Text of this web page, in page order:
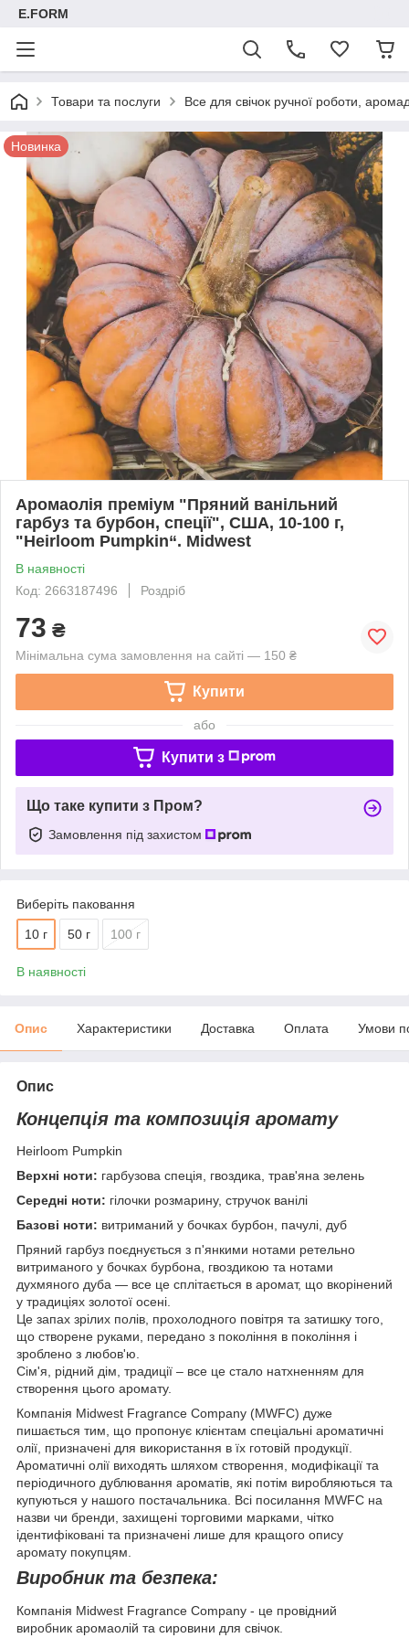
E.FORM
Товари та послуги Все для свічок ручної роботи,
Новинка
Аромаолія преміум "Пряний ванільний
гарбуз та бурбон, спеції", США, 10-100 г,
"Heirloom Pumpkin“. Midwest
В наявності
Код: 2663187496
Роздріб
73 ₴
Мінімальна сума замовлення на сайті — 150 ₴
Купити
або
Купити з
Що таке купити з Пром?
Замовлення під захистом
Виберіть паковання
10 г 50 г 100 г
В наявності
Опис Характеристики Доставка Оплата Умови
Опис
Концепція та композиція аромату
Heirloom Pumpkin
Верхні ноти: гарбузова спеція, гвоздика, трав'яна зелень
Середні ноти: гілочки розмарину, стручок ванілі
Базові ноти: витриманий у бочках бурбон, пачулі, дуб
Пряний гарбуз поєднується з п'янкими нотами ретельно
витриманого у бочках бурбона, гвоздикою та нотами
духмяного дуба — все це сплітається в аромат, що вкорінений
у традиціях золотої осені.
Це запах зрілих полів, прохолодного повітря та затишку того,
що створене руками, передано з покоління в покоління і
зроблено з любов'ю.
Сім'я, рідний дім, традиції – все це стало натхненням для
створення цього аромату.
Компанія Midwest Fragrance Company (MWFC) дуже
пишається тим, що пропонує клієнтам спеціальні ароматичні
олії, призначені для використання в їх готовій продукції.
Ароматичні олії виходять шляхом створення, модифікації та
періодичного дублювання ароматів, які потім виробляються та
купуються у нашого постачальника. Всі посилання MWFC на
назви чи бренди, захищені торговими марками, чітко
ідентифіковані та призначені лише для кращого опису
аромату покупцям.
Виробник та безпека:
Компанія Midwest Fragrance Company - це провідний
виробник аромаолій та сировини для свічок.